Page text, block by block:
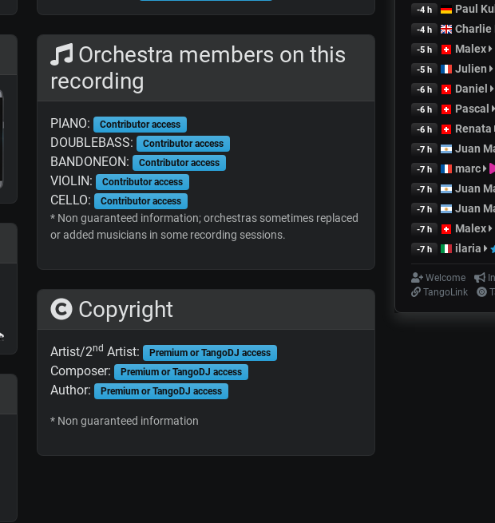
Orchestra members on this
recording
PIANO: Contributor access
DOUBLEBASS: Contributor access
BANDONEON: Contributor access
VIOLIN: Contributor access
CELLO: Contributor access
* Non guaranteed information; orchestras sometimes replaced
or added musicians in some recording sessions.
Copyright
Artist/2nd Artist: Premium or TangoDJ access
Composer: Premium or TangoDJ access
Author: Premium or TangoDJ access
* Non guaranteed information
-4 h Paul
-4 h Charlie
-5 h Malex
-5 h Julien
-6 h Daniel
-6 h Pascal
-6 h Renata
-7 h Juan
-7 h marc
-7 h Juan
-7 h Juan
-7 h Malex
-7 h ilaria
Welcome
TangoLink